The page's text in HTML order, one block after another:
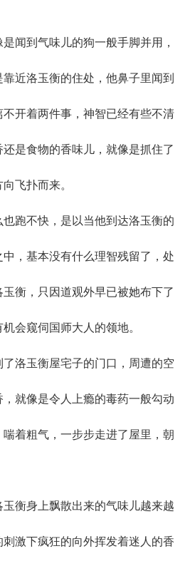
到气味儿的狗一般手脚并用，
近洛玉衡的住处，他鼻子里闻到
开着两件事，神智已经有些不清
是食物的香味儿，就像是抓住了
飞扑而来。
跑不快，是以当他到达洛玉衡的
，基本没有什么理智残留了，处
衡，只因道观外早已被她布下了
会窥伺国师大人的领地。
洛玉衡屋宅子的门口，周遭的空
就像是令人上瘾的毒药一般勾动
着粗气，一步步走进了屋里，朝
衡身上飘散出来的气味儿越来越
激下疯狂的向外挥发着迷人的香